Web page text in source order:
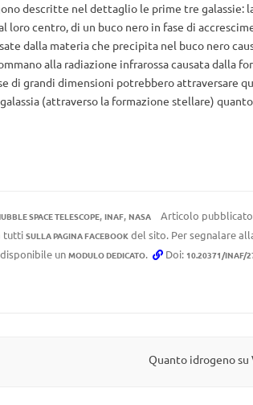
descritte nel dettaglio le prime tre galassie:
loro centro, di un buco nero in fase di
dalla materia che precipita nel buco nero
alla radiazione infrarossa causata dalla
di grandi dimensioni potrebbero attraversare
(attraverso la formazione stellare)
SPACE TELESCOPE, INAF, NASA
Articolo
tutti SULLA PAGINA FACEBOOKdel sito. Per segnalare
un MODULO DEDICATO. Doi: 10.20371/INAF/
Quanto idrogeno su